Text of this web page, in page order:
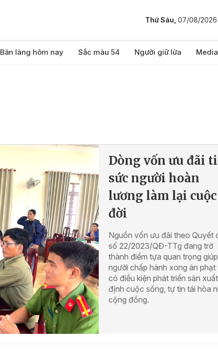
Thứ Sáu, 07/08/2026
Bản làng hôm nay Sắc màu 54 Người giữ lửa Media
Dòng vốn ưu đãi
sức người hoàn
lương làm lại cuộc
đời
Nguồn vốn ưu đãi theo Quyết
số 22/2023/QĐ-TTg đang trở
thành điểm tựa quan trọng giúp
người chấp hành xong án phạt
có điều kiện phát triển sản
định cuộc sống, tự tin tái hòa
cộng đồng.